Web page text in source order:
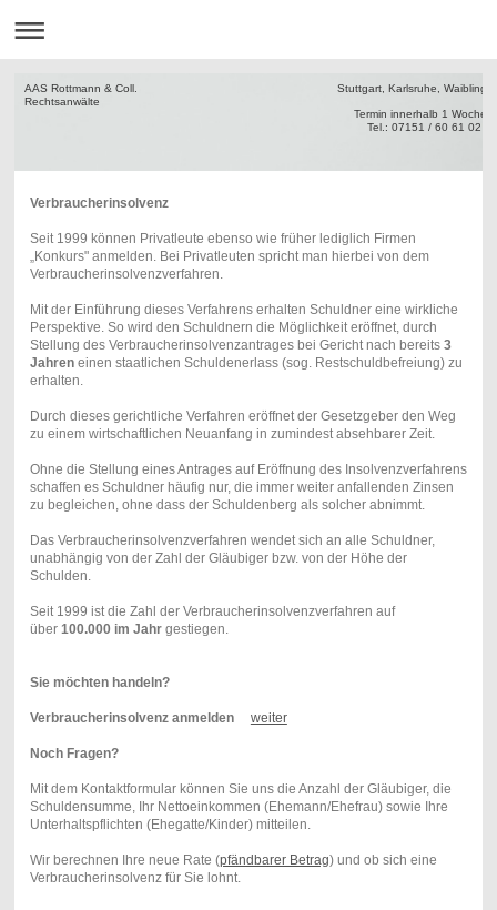
AAS Rottmann & Coll. Stuttgart, Karlsruhe,
Termin
Tel.: 07151 / 60 61 02
Verbraucherinsolvenz
Seit 1999 können Privatleute ebenso wie früher lediglich Firmen
„Konkurs" anmelden. Bei Privatleuten spricht man hierbei von dem
Verbraucherinsolvenzverfahren.
Mit der Einführung dieses Verfahrens erhalten Schuldner eine wirkliche
Perspektive. So wird den Schuldnern die Möglichkeit eröffnet, durch
Stellung des Verbraucherinsolvenzantrages bei Gericht nach bereits 3
Jahreneinen staatlichen Schuldenerlass (sog. Restschuldbefreiung) zu
erhalten.
Durch dieses gerichtliche Verfahren eröffnet der Gesetzgeber den Weg
zu einem wirtschaftlichen Neuanfang in zumindest absehbarer Zeit.
Ohne die Stellung eines Antrages auf Eröffnung des Insolvenzverfahrens
schaffen es Schuldner häufig nur, die immer weiter anfallenden Zinsen
zu begleichen, ohne dass der Schuldenberg als solcher abnimmt.
Das Verbraucherinsolvenzverfahren wendet sich an alle Schuldner,
unabhängig von der Zahl der Gläubiger bzw. von der Höhe der
Schulden.
Seit 1999 ist die Zahl der Verbraucherinsolvenzverfahren auf
über 100.000 im Jahr gestiegen.
Sie möchten handeln?
Verbraucherinsolvenz anmelden weiter
Noch Fragen?
Mit dem Kontaktformular können Sie uns die Anzahl der Gläubiger, die
Schuldensumme, Ihr Nettoeinkommen (Ehemann/Ehefrau) sowie Ihre
Unterhaltspflichten (Ehegatte/Kinder) mitteilen.
Wir berechnen Ihre neue Rate (pfändbarer Betrag) und ob sich eine
Verbraucherinsolvenz für Sie lohnt.